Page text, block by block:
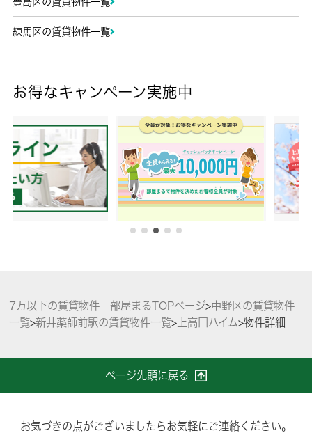
練馬区の賃貸物件一覧
お得なキャンペーン実施中
7万以下の賃貸物件 部屋まるTOPページ>中野区の賃貸物件
一覧>新井薬師前駅の賃貸物件一覧>上高田ハイム>物件詳細
ページ先頭に戻る
お気づきの点がございましたらお気軽にご連絡ください。